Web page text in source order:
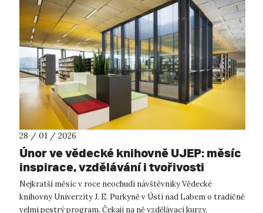
28 / 01 / 2026
Únor ve vědecké knihovně UJEP: měsíc
inspirace, vzdělávání i tvořivosti
Nejkratší měsíc v roce neochudí návštěvníky Vědecké
knihovny Univerzity J. E. Purkyně v Ústí nad Labem o tradičně
velmi pestrý program. Čekají na ně vzdělávací kurzy,